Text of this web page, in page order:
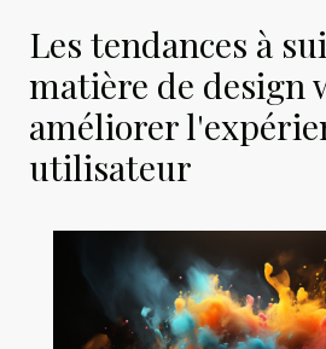
Les tendances à
matière de design
améliorer
utilisateur